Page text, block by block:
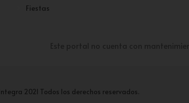
Fiestas
2021 Todos los derechos reservados.